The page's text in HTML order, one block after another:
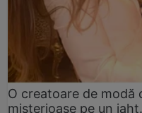
O creatoare de modă
misterioase pe un